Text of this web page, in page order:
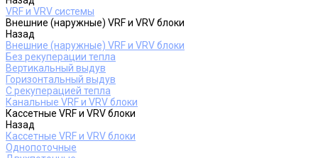
VRF и VRV системы
Внешние (наружные) VRF и VRV блоки
Назад
Внешние (наружные) VRF и VRV блоки
Без рекуперации тепла
Вертикальный выдув
Горизонтальный выдув
С рекуперацией тепла
Канальные VRF и VRV блоки
Кассетные VRF и VRV блоки
Назад
Кассетные VRF и VRV блоки
Однопоточные